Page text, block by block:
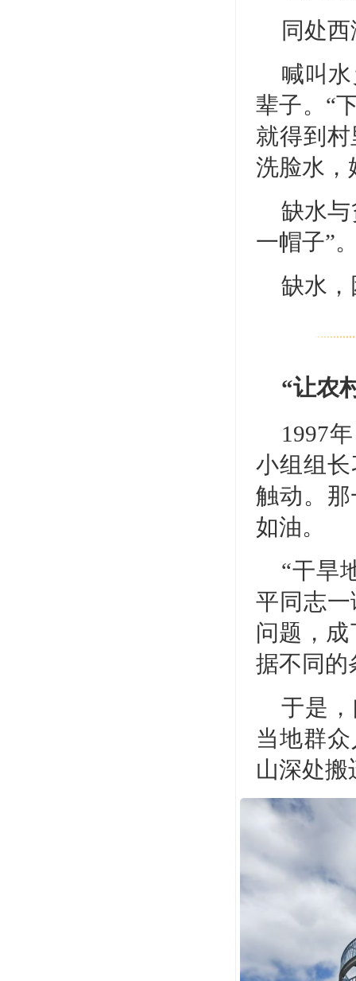
同处
喊叫
辈子。“
就得到
洗脸水，
缺水
一帽子”
缺水
“让农
1997
小组组
触动。
如油。
“干旱
平同志
问题，
据不同的
于是
当地群
山深处搬